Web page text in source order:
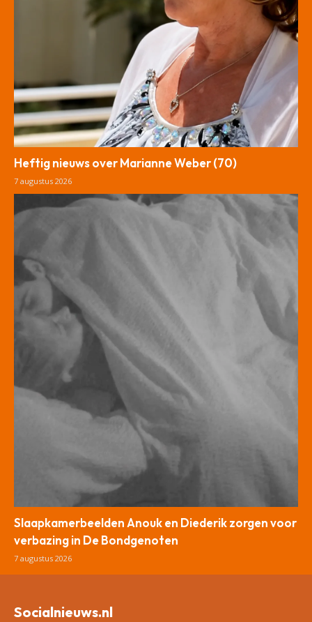
Heftig nieuws over Marianne Weber (70)
7 augustus 2026
Slaapkamerbeelden Anouk en Diederik zorgen voor
verbazing in De Bondgenoten
7 augustus 2026
Socialnieuws.nl